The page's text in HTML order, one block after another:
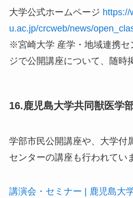
大学公式ホームページ https://
u.ac.jp/crcweb/news/
※宮崎大学 産学・地域連携セ
ジで公開講座について、随時
16.鹿児島大学共同獣医学
学部市民公開講座や、大学付
センターの講座も行われてい
講演会・セミナー | 鹿児島大